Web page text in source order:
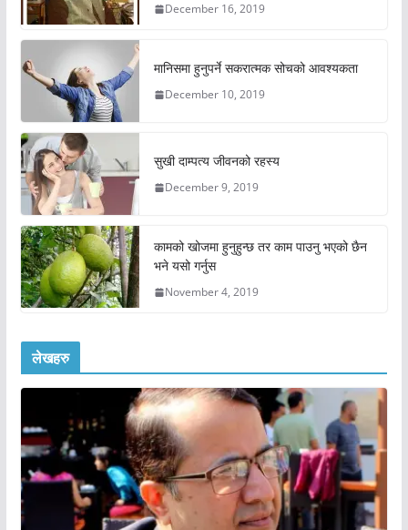
December 16, 2019
मानिसमा हुनुपर्ने सकरात्मक सोचको आवश्यकता
December 10, 2019
सुखी दाम्पत्य जीवनको रहस्य
December 9, 2019
कामको खोजमा हुनुहुन्छ तर काम पाउनु भएको छैन
भने यसो गर्नुस
November 4, 2019
लेखहरु